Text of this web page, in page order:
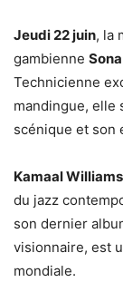
Jeudi 22 juin, la
gambienne
Technicienne
mandingue, elle
scénique et son
Kamaal Williams
du jazz
son dernier
visionnaire, est
mondiale.